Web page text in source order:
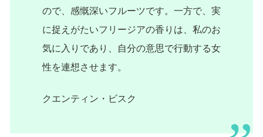
ので、感慨深いフルーツです。一方で、実
に捉えがたいフリージアの香りは、私のお
気に入りであり、自分の意思で行動する女
性を連想させます。
クエンティン・ビスク